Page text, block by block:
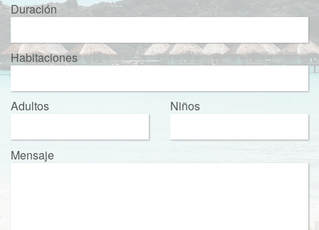
Duración
Habitaciones
Adultos Niños
Mensaje